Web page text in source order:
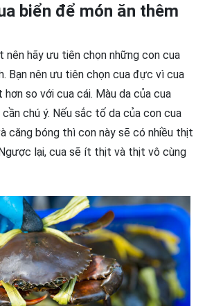
biển để món ăn thêm
nên hãy ưu tiên chọn những con cua
Bạn nên ưu tiên chọn cua đực vì cua
so với cua cái. Màu da của cua
chú ý. Nếu sắc tố da của con cua
căng bóng thì con này sẽ có nhiều thịt
lại, cua sẽ ít thịt và thịt vô cùng